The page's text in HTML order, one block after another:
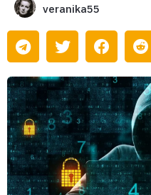
veranika55